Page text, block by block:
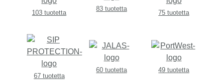
103 tuotetta
83 tuotetta
75 tuotetta
67 tuotetta
60 tuotetta 49 tuotetta